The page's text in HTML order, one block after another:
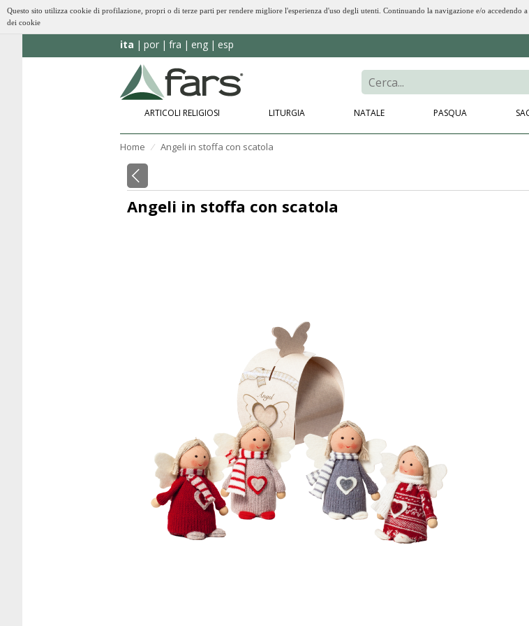
Questo sito utilizza cookie di profilazione, propri o di terze parti per rendere migliore l'esperienza d'uso degli utenti. Continuando la navigazione e/o accedendo
dei cookie
ita por fra eng esp
ARTICOLI RELIGIOSI LITURGIA NATALE PASQUA
Home ⁄ Angeli in stoffa con scatola
Angeli in stoffa con scatola